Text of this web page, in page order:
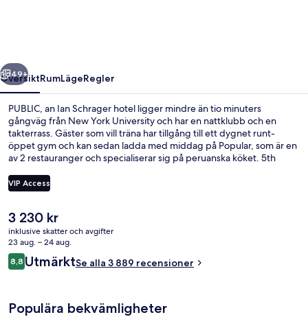
Nästa
49+
ÖversiktRumLägeRegler
PUBLIC, an Ian Schrager hotel ligger mindre än tio minuters
gångväg från New York University och har en nattklubb och en
takterrass. Gäster som vill träna har tillgång till ett dygnet runt-
öppet gym och kan sedan ladda med middag på Popular, som är en
av 2 restauranger och specialiserar sig på peruanska köket. 5th
härifrån. Andra resenärer uppskattar den hjälpsamma personalen
och läget. Boendet ligger bara en kort promenad från
Bowery St. Station är det 5 minuter.
VIP Access
Det
nuvarande
priset
är
3 230 kr
3 230 kr
inklusive skatter och avgifter
23 aug. – 24 aug.
Recensioner
8,88,8 av 10,
UtmärktSe alla 3 889 recensioner
Populära bekvämligheter